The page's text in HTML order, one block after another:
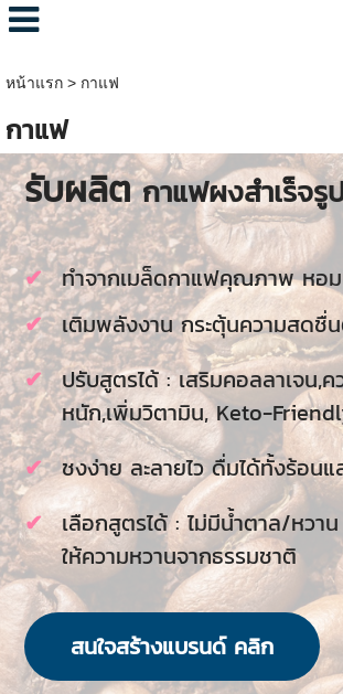
หน้าแรก> กาแฟ
กาแฟ
รับผลิตกาแฟผงสำเร็จรู
ทำจากเมล็ดกาแฟคุณภาพ หอ
เติมพลังงาน กระตุ้นความสดชื่
ปรับสูตรได้ : เสริมคอลลาเจน,
หนัก,เพิ่มวิตามิน, Keto-
ชงง่าย ละลายไว ดื่มได้ทั้งร้อนแ
เลือกสูตรได้ : ไม่มีน้ำตาล/หวา
ให้ความหวานจากธรรมชาติ
สนใจสร้างแบรนด์ คลิก